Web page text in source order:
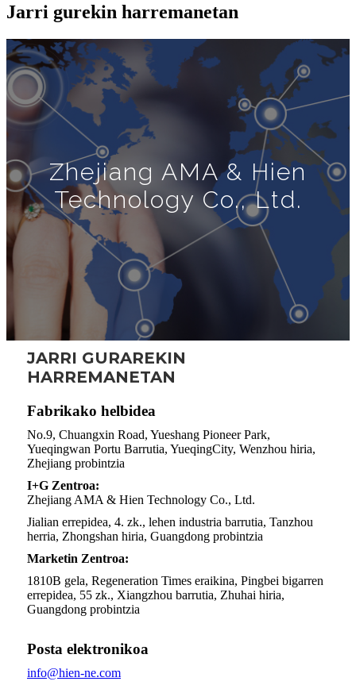
Jarri gurekin harremanetan
Zhejiang AMA & Hien
Technology Co., Ltd.
JARRI GURAREKIN
HARREMANETAN
Fabrikako helbidea
No.9, Chuangxin Road, Yueshang Pioneer Park,
Yueqingwan Portu Barrutia, YueqingCity, Wenzhou hiria,
Zhejiang probintzia
I+G Zentroa:
Zhejiang AMA & Hien Technology Co., Ltd.
Jialian errepidea, 4. zk., lehen industria barrutia, Tanzhou
herria, Zhongshan hiria, Guangdong probintzia
Marketin Zentroa:
1810B gela, Regeneration Times eraikina, Pingbei bigarren
errepidea, 55 zk., Xiangzhou barrutia, Zhuhai hiria,
Guangdong probintzia
Posta elektronikoa
info@hien-ne.com